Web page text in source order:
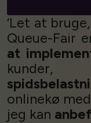
‘Let at bruge,
Queue-Fair
at
onlinekø
jeg kan